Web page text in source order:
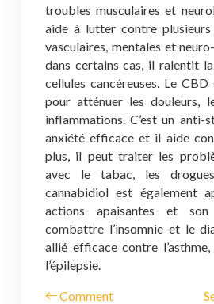
troubles musculaires et
aide à lutter contre
vasculaires, mentales et
dans certains cas, il ralentit
cellules cancéreuses. Le
pour atténuer les douleurs,
inflammations. C’est un anti-
anxiété efficace et il aide
plus, il peut traiter les
avec le tabac, les
cannabidiol est également
actions apaisantes et
combattre l’insomnie et le
allié efficace contre
l’épilepsie.
Comment